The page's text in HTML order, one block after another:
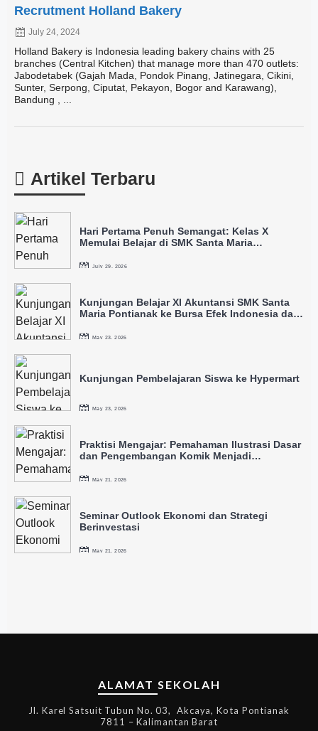
Recrutment Holland Bakery
July 24, 2024
Holland Bakery is Indonesia leading bakery chains with 25
branches (Central Kitchen) that manage more than 470 outlets:
Jabodetabek (Gajah Mada, Pondok Pinang, Jatinegara, Cikini,
Sunter, Serpong, Ciputat, Pekayon, Bogor and Karawang),
Bandung , ...
Artikel Terbaru
Hari Pertama Penuh Semangat: Kelas X
Memulai Belajar di SMK Santa Maria
July 29, 2026
Kunjungan Belajar XI Akuntansi SMK Santa
Maria Pontianak ke Bursa Efek Indonesia dan
May 23, 2026
Kunjungan Pembelajaran Siswa ke Hypermart
May 23, 2026
Praktisi Mengajar: Pemahaman Ilustrasi Dasar
dan Pengembangan Komik Menjadi
May 21, 2026
Seminar Outlook Ekonomi dan Strategi
Berinvestasi
May 21, 2026
ALAMAT SEKOLAH
Jl. Karel Satsuit Tubun No. 03, Akcaya, Kota Pontianak
7811 – Kalimantan Barat